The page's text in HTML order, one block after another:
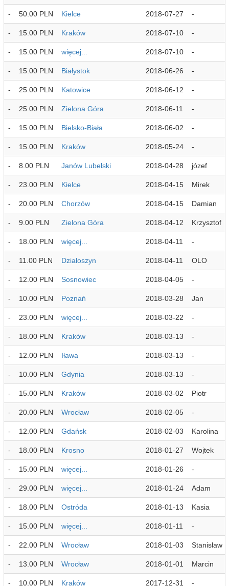
- 50.00 PLN Kielce 2018-07-27 -
- 15.00 PLN Kraków 2018-07-10 -
- 15.00 PLN więcej... 2018-07-10 -
- 15.00 PLN Białystok 2018-06-26 -
- 25.00 PLN Katowice 2018-06-12 -
- 25.00 PLN Zielona Góra 2018-06-11 -
- 15.00 PLN Bielsko-Biała 2018-06-02 -
- 15.00 PLN Kraków 2018-05-24 -
- 8.00 PLN Janów Lubelski 2018-04-28 józef
- 23.00 PLN Kielce 2018-04-15 Mirek
- 20.00 PLN Chorzów 2018-04-15 Damian
- 9.00 PLN Zielona Góra 2018-04-12 Krzysztof
- 18.00 PLN więcej... 2018-04-11 -
- 11.00 PLN Działoszyn 2018-04-11 OLO
- 12.00 PLN Sosnowiec 2018-04-05 -
- 10.00 PLN Poznań 2018-03-28 Jan
- 23.00 PLN więcej... 2018-03-22 -
- 18.00 PLN Kraków 2018-03-13 -
- 12.00 PLN Iława 2018-03-13 -
- 10.00 PLN Gdynia 2018-03-13 -
- 15.00 PLN Kraków 2018-03-02 Piotr
- 20.00 PLN Wrocław 2018-02-05 -
- 12.00 PLN Gdańsk 2018-02-03 Karolina
- 18.00 PLN Krosno 2018-01-27 Wojtek
- 15.00 PLN więcej... 2018-01-26 -
- 29.00 PLN więcej... 2018-01-24 Adam
- 18.00 PLN Ostróda 2018-01-13 Kasia
- 15.00 PLN więcej... 2018-01-11 -
- 22.00 PLN Wrocław 2018-01-03 Stanisław
- 13.00 PLN Wrocław 2018-01-01 Marcin
- 10.00 PLN Kraków 2017-12-31 -